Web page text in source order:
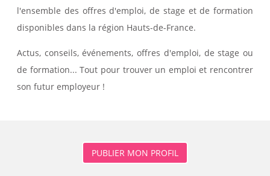
l'ensemble des offres d'emploi, de stage et de formation
disponibles dans la région Hauts-de-France.
Actus, conseils, événements, offres d'emploi, de stage ou
de formation... Tout pour trouver un emploi et rencontrer
son futur employeur !
PUBLIER MON PROFIL